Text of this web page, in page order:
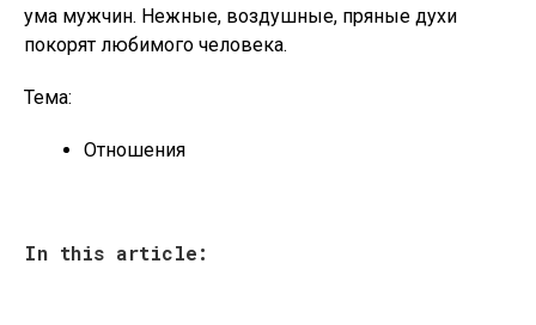
ума мужчин. Нежные, воздушные, пряные духи
покорят любимого человека.
Тема:
Отношения
In this article: